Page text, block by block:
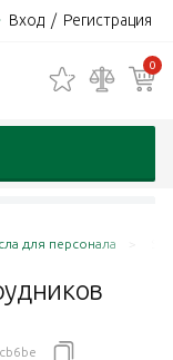
Вход / Регистрация
0
для персонала